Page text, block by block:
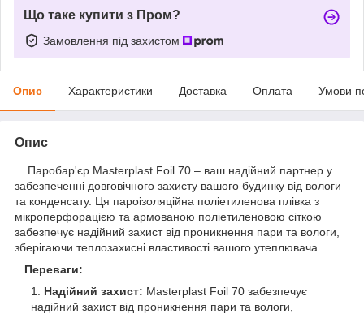
Що таке купити з Пром?
Замовлення під захистом
Опис Характеристики Доставка Оплата Умови
Опис
Паробар'єр Masterplast Foil 70 – ваш надійний партнер у
забезпеченні довговічного захисту вашого будинку від вологи
та конденсату. Ця пароізоляційна поліетиленова плівка з
мікроперфорацією та армованою поліетиленовою сіткою
забезпечує надійний захист від проникнення пари та вологи,
зберігаючи теплозахисні властивості вашого утеплювача.
Переваги:
Надійний захист: Masterplast Foil 70 забезпечує
надійний захист від проникнення пари та вологи,